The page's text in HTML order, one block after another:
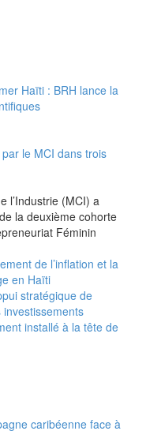
Haïti : BRH lance la
le MCI dans trois
l’Industrie (MCI) a
la deuxième cohorte
Féminin
de l’inflation et la
en Haïti
stratégique de
installé à la tête de